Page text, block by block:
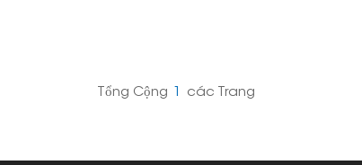
Tổng Cộng Các Trang